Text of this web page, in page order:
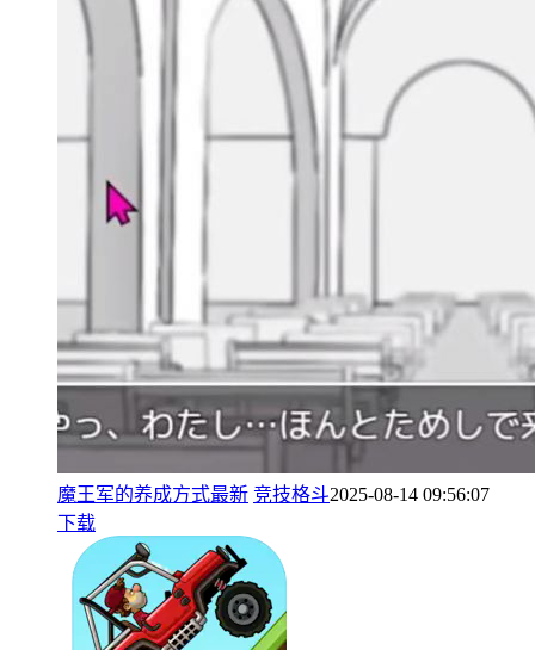
魔王军的养成方式最新 竞技格斗2025-08-14 09:56:07
下载